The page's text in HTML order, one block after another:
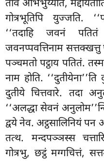
ताव अभिभुय्यति,
गोत्रभूतिपि युज्जति.
‘‘तदाहि जवनं पतितं
जवनप्पवत्तिनाम
पञ्चमतो पट्ठाय पतितं.
नाम होति.
दुतीये चित्तवारे. तदा
‘‘अलद्धा सेवनं
द्वये नेव. अट्ठसालिनियं पन
तत्थ. मन्दपञ्ञस्स
गोत्रभु, छट्ठं मग्गचित्तं,